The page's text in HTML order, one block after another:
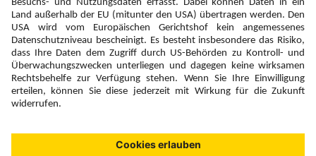
Anmelden
Fairness und
Unsere Inhalte: Standards und
Meldung